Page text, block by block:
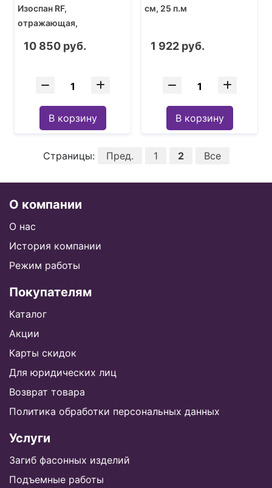
Изоспан RF,
отражающая,
рулон - 70 кв.м)
10 850 руб.
В корзину
см, 25 п.м
1 922 руб.
В корзину
Страницы: Пред. 1 2 Все
О компании
О нас
История компании
Режим работы
Покупателям
Каталог
Акции
Карты скидок
Для юридических лиц
Возврат товара
Политика обработки персональных данных
Услуги
Загиб фасонных изделий
Подъемные работы